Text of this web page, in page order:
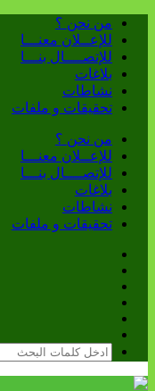
من نحن ؟
للإعــلان معنـــا
للإتصــــال بنـــا
بلاغات
نشاطات
تحقيقات و ملفات
من نحن ؟
للإعــلان معنـــا
للإتصــــال بنـــا
بلاغات
نشاطات
تحقيقات و ملفات